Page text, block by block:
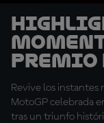
Premio
Revive los instantes
MotoGP celebrada
tras un triunfo